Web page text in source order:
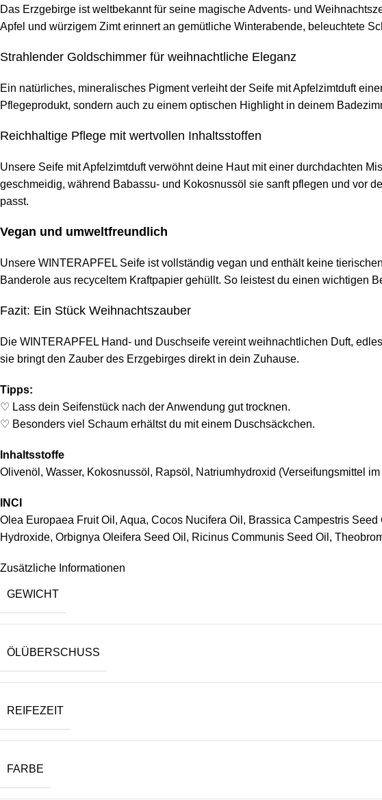
Das Erzgebirge ist weltbekannt für seine magische Advents- und
Apfel und würzigem Zimt erinnert an gemütliche Winterabende, beleuchtete
Strahlender Goldschimmer für weihnachtliche Eleganz
Ein natürliches, mineralisches Pigment verleiht der Seife mit Apfelzimtduft
Pflegeprodukt, sondern auch zu einem optischen Highlight in deinem
Reichhaltige Pflege mit wertvollen Inhaltsstoffen
Unsere Seife mit Apfelzimtduft verwöhnt deine Haut mit einer durchdachten
geschmeidig, während Babassu- und Kokosnussöl sie sanft pflegen und vor
passt.
Vegan und umweltfreundlich
Unsere WINTERAPFEL Seife ist vollständig vegan und enthält keine
Banderole aus recyceltem Kraftpapier gehüllt. So leistest du einen wichtigen
Fazit: Ein Stück Weihnachtszauber
Die WINTERAPFEL Hand- und Duschseife vereint weihnachtlichen Duft,
sie bringt den Zauber des Erzgebirges direkt in dein Zuhause.
Tipps:
♡ Lass dein Seifenstück nach der Anwendung gut trocknen.
♡ Besonders viel Schaum erhältst du mit einem Duschsäckchen.
Inhaltsstoffe
Olivenöl, Wasser, Kokosnussöl, Rapsöl, Natriumhydroxid (Verseifungsmittel
INCI
Olea Europaea Fruit Oil, Aqua, Cocos Nucifera Oil, Brassica Campestris Seed
Hydroxide, Orbignya Oleifera Seed Oil, Ricinus Communis Seed Oil,
Zusätzliche Informationen
GEWICHT
ÖLÜBERSCHUSS
REIFEZEIT
FARBE